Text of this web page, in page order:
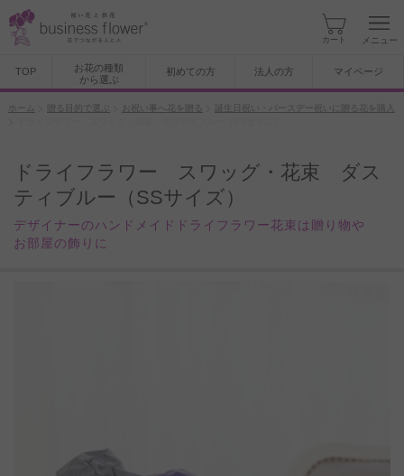
カート メニュー
TOP
お花の種類
から選ぶ
初めての方 法人の方 マイページ
ホーム 贈る目的で選ぶ お祝い事へ花を贈る
誕生日祝い・バースデー祝いに贈る花を購入
ドライフラワー スワッグ・花束 ダス
ティブルー（SSサイズ）
デザイナーのハンドメイドドライフラワー花束は贈り物や
お部屋の飾りに